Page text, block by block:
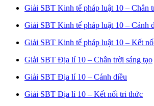
Giải SBT Kinh tế pháp luật 10 – Chân
Giải SBT Kinh tế pháp luật 10 – Cánh
Giải SBT Kinh tế pháp luật 10 – Kết
Giải SBT Địa lí 10 – Chân trời sáng tạo
Giải SBT Địa lí 10 – Cánh diều
Giải SBT Địa lí 10 – Kết nối tri thức